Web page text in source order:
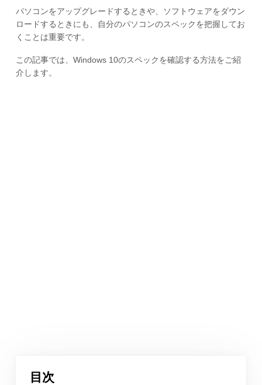
パソコンをアップグレードするときや、ソフトウェアをダウン
ロードするときにも、自分のパソコンのスペックを把握してお
くことは重要です。
この記事では、Windows 10のスペックを確認する方法をご紹
介します。
目次